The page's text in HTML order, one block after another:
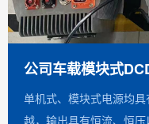
单机式、模块式电源均
越，输出具有恒流、恒